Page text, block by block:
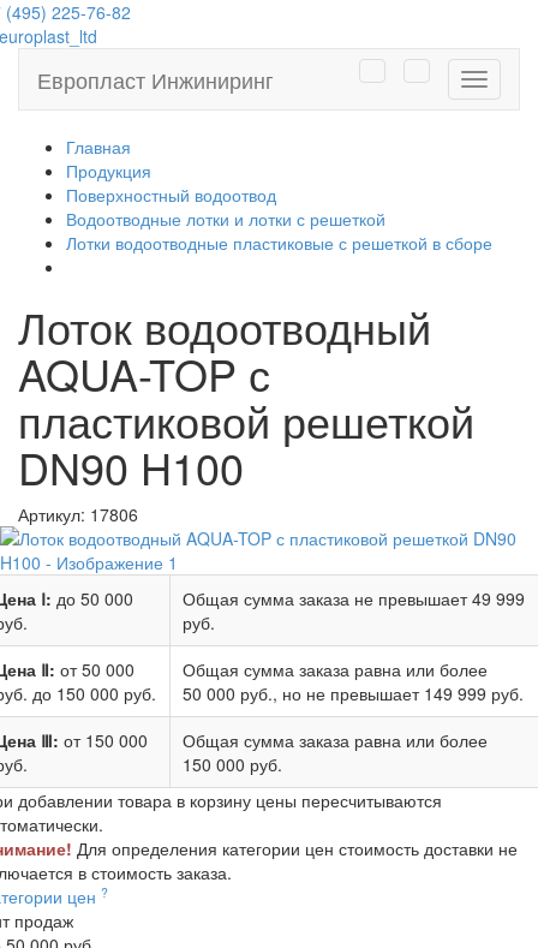
(495) 225-76-82
Европласт Инжиниринг
Главная
Продукция
Поверхностный водоотвод
Водоотводные лотки и лотки с решеткой
Лотки водоотводные пластиковые с решеткой в сборе
Лоток водоотводный
AQUA-TOP с
пластиковой решеткой
DN90 H100
Артикул: 17806
Ⅰ: до 50 000
Общая сумма заказа не превышает49 999
руб.
Ⅱ: от 50 000
до 150 000 руб.
Общая сумма заказа равна или более
50 000 руб., но не превышает 149 999 руб.
Ⅲ: от 150 000
Общая сумма заказа равна или более
150 000 руб.
добавлении товара в корзину цены пересчитываются
Для определения категории цен стоимость доставки не
в стоимость заказа.
цен ?
продаж